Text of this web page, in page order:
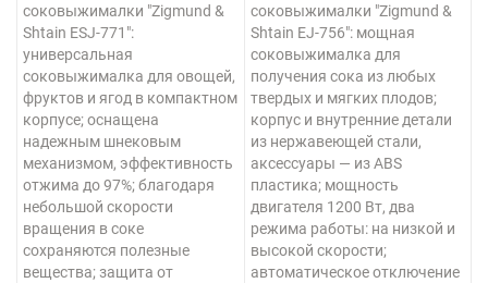
соковыжималки "Zigmund &
Shtain ESJ-771":
универсальная
соковыжималка для овощей,
фруктов и ягод в компактном
корпусе; оснащена
надежным шнековым
механизмом, эффективность
отжима до 97%; благодаря
небольшой скорости
вращения в соке
сохраняются полезные
вещества; защита от
соковыжималки "Zigmund &
Shtain EJ-756": мощная
соковыжималка для
получения сока из любых
твердых и мягких плодов;
корпус и внутренние детали
из нержавеющей стали,
аксессуары — из ABS
пластика; мощность
двигателя 1200 Вт, два
режима работы: на низкой и
высокой скорости;
автоматическое отключение